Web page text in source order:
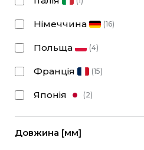
Німеччина (16)
Польща (4)
Франція (15)
Японія (2)
Довжина [мм]